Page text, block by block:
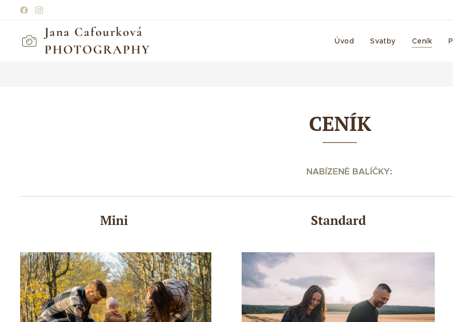
Jana Cafourková
PHOTOGRAPHY
Úvod Svatby Ceník
CENÍK
NABÍZENÉ BALÍČKY:
Mini Standard